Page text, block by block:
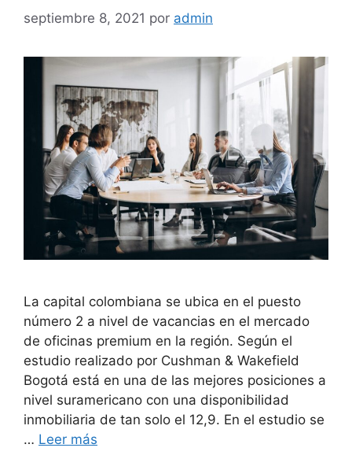
septiembre 8, 2021 por admin
La capital colombiana se ubica en el puesto
número 2 a nivel de vacancias en el mercado
de oficinas premium en la región. Según el
estudio realizado por Cushman & Wakefield
Bogotá está en una de las mejores posiciones a
nivel suramericano con una disponibilidad
inmobiliaria de tan solo el 12,9. En el estudio se
… Leer más